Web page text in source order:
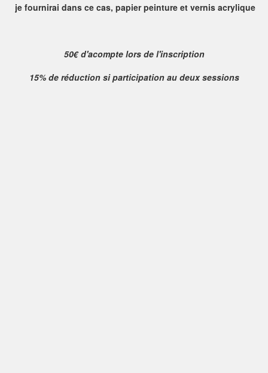
je fournirai dans ce cas, papier peinture et vernis acrylique
50€ d'acompte lors de l'inscription
15% de réduction si participation au deux sessions